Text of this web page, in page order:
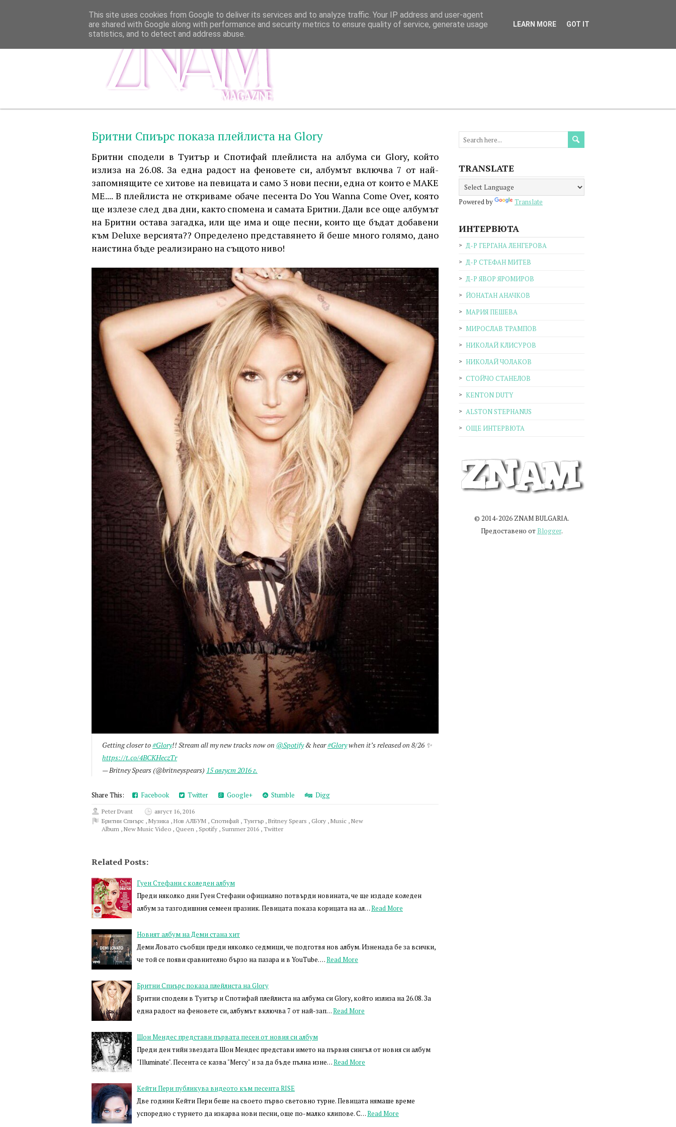
Бритни Спиърс показа плейлиста на Glory
Бритни сподели в Туитър и Спотифай плейлиста на албума си Glory, който
излиза на 26.08. За една радост на феновете си, албумът включва 7 от най-
запомнящите се хитове на певицата и само 3 нови песни, една от които е MAKE
ME.... В плейлиста не откриваме обаче песента Do You Wanna Come Over, която
ще излезе след два дни, както спомена и самата Бритни. Дали все още албумът
на Бритни остава загадка, или ще има и още песни, които ще бъдат добавени
към Deluxe версията?? Определено представянето й беше много голямо, дано
наистина бъде реализирано на същото ниво!
Getting closer to#Glory!! Stream all my new tracks now on @Spotify& hear#Glorywhen it’s released on 8/26 ✨
https://t.co/4BCKHeczTr
— Britney Spears (@britneyspears) 15 август 2016 г.
Share This: Facebook Twitter Google+ Stumble Digg
Peter Dvant
август 16, 2016
Бритни Спиърс , Музика , Нов АЛБУМ , Спотифай , Туитър , Britney Spears , Glory , Music , New
Album , New Music Video , Queen , Spotify , Summer 2016 , Twitter
Related Posts:
Гуен Стефани с коледен албум
Преди няколко дни Гуен Стефани официално потвърди новината, че ще издаде коледен
албум за тазгодишния семеен празник. Певицата показа корицата на ал…Read More
Новият албум на Деми стана хит
Деми Ловато съобщи преди няколко седмици, че подготвя нов албум. Изненада бе за всички,
че той се появи сравнително бързо на пазара и в YouTube. …Read More
Бритни Спиърс показа плейлиста на Glory
Бритни сподели в Туитър и Спотифай плейлиста на албума си Glory, който излиза на 26.08. За
една радост на феновете си, албумът включва 7 от най-зап…Read More
Шон Мендес представи първата песен от новия си албум
Преди ден тийн звездата Шон Мендес представи името на първия сингъл от новия си албум
"Illuminate". Песента се казва "Mercy" и за да бъде пълна изне…Read More
Кейти Пери публикува видеото към песента RISE
Две години Кейти Пери беше на своето първо световно турне. Певицата нямаше време
успоредно с турнето да изкарва нови песни, още по-малко клипове. С…Read More
TRANSLATE
Powered by Translate
ИНТЕРВЮТА
Д-Р ГЕРГАНА ЛЕНГЕРОВА
Д-Р СТЕФАН МИТЕВ
Д-Р ЯВОР ЯРОМИРОВ
ЙОНАТАН АНАЧКОВ
МАРИЯ ПЕШЕВА
МИРОСЛАВ ТРАМПОВ
НИКОЛАЙ КЛИСУРОВ
НИКОЛАЙ ЧОЛАКОВ
СТОЙЧО СТАНЕЛОВ
KENTON DUTY
ALSTON STEPHANUS
ОЩЕ ИНТЕРВЮТА
© 2014-2026 ZNAM BULGARIA.
Предоставено от Blogger.
This site uses cookies from Google to deliver its services and to analyze traffic. Your IP address and user-agent
are shared with Google along with performance and security metrics to ensure quality of service, generate usage
statistics, and to detect and address abuse.
LEARN MORE GOT IT